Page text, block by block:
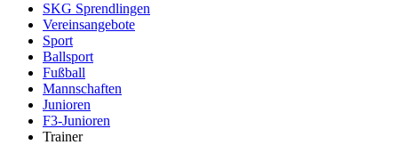
SKG Sprendlingen
Vereinsangebote
Sport
Ballsport
Fußball
Mannschaften
Junioren
F3-Junioren
Trainer